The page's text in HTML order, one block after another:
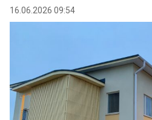
16.06.2026 09:54